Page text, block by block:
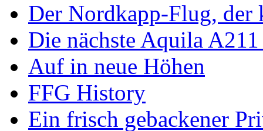
Der Nordkapp-Flug, der
Die nächste Aquila
Auf in neue Höhen
FFG History
Ein frisch gebackener